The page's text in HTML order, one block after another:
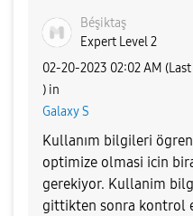
Béşiktaş
Expert Level 2
‎02-20-2023 02:02 AM
) in
Galaxy S
Kullanım bilgileri
optimize olmasi icin
gerekiyor. Kullanim
gittikten sonra kontrol